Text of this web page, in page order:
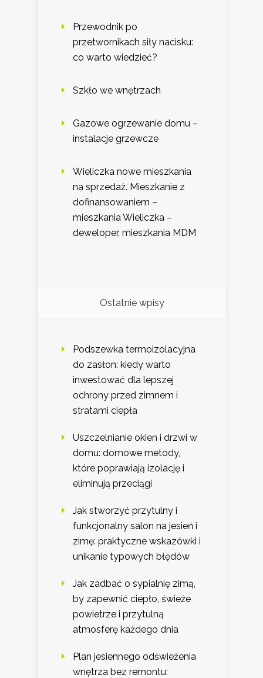
Przewodnik po
przetwornikach siły nacisku:
co warto wiedzieć?
Szkło we wnętrzach
Gazowe ogrzewanie domu –
instalacje grzewcze
Wieliczka nowe mieszkania
na sprzedaż. Mieszkanie z
dofinansowaniem –
mieszkania Wieliczka –
deweloper, mieszkania MDM
Ostatnie wpisy
Podszewka termoizolacyjna
do zasłon: kiedy warto
inwestować dla lepszej
ochrony przed zimnem i
stratami ciepła
Uszczelnianie okien i drzwi w
domu: domowe metody,
które poprawiają izolację i
eliminują przeciągi
Jak stworzyć przytulny i
funkcjonalny salon na jesień i
zimę: praktyczne wskazówki i
unikanie typowych błędów
Jak zadbać o sypialnię zimą,
by zapewnić ciepło, świeże
powietrze i przytulną
atmosferę każdego dnia
Plan jesiennego odświeżenia
wnętrza bez remontu: